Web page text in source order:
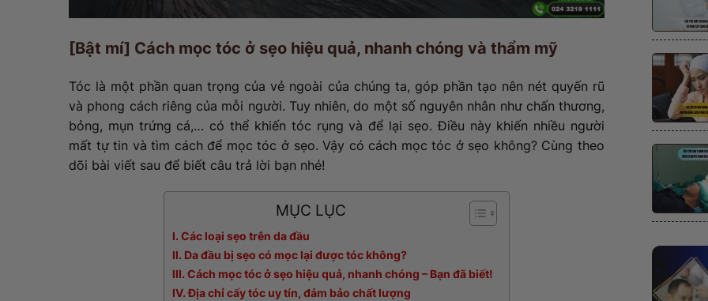
[Bật mí] Cách mọc tóc ở sẹo hiệu quả, nhanh chóng và thẩm mỹ
Tóc là một phần quan trọng của vẻ ngoài của chúng ta, góp phần tạo nên nét quyến rũ
và phong cách riêng của mỗi người. Tuy nhiên, do một số nguyên nhân như chấn thương,
bỏng, mụn trứng cá,… có thể khiến tóc rụng và để lại sẹo. Điều này khiến nhiều người
mất tự tin và tìm cách để mọc tóc ở sẹo. Vậy có cách mọc tóc ở sẹo không? Cùng theo
dõi bài viết sau để biết câu trả lời bạn nhé!
MỤC LỤC
I. Các loại sẹo trên da đầu
II. Da đầu bị sẹo có mọc lại được tóc không?
III. Cách mọc tóc ở sẹo hiệu quả, nhanh chóng – Bạn đã biết!
IV. Địa chỉ cấy tóc uy tín, đảm bảo chất lượng